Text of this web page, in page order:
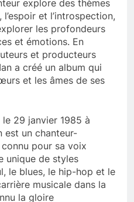
explore des thèmes
et l’introspection,
les profondeurs
et émotions. En
et producteurs
a créé un album qui
et les âmes de ses
le 29 janvier 1985 à
est un chanteur-
pour sa voix
unique de styles
le blues, le hip-hop et le
musicale dans la
la gloire